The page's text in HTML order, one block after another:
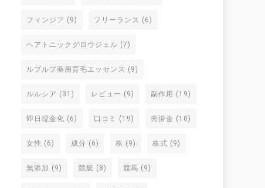
フィンジア (9) フリーランス (6)
ヘアトニックグロウジェル (7)
ルプルプ薬用育毛エッセンス (9)
ルルシア (31) レビュー (9) 副作用 (19)
即日現金化 (6) 口コミ (19) 売掛金 (10)
女性 (6) 成分 (6) 株 (9) 株式 (9)
無添加 (9) 競艇 (8) 競馬 (9)